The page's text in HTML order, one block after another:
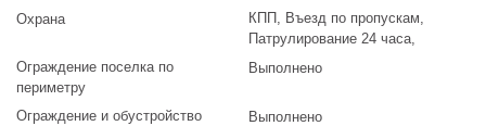
Охрана
КПП, Въезд по пропускам,
Патрулирование 24 часа,
Ограждение поселка по
периметру
Выполнено
Ограждение и обустройство
Выполнено